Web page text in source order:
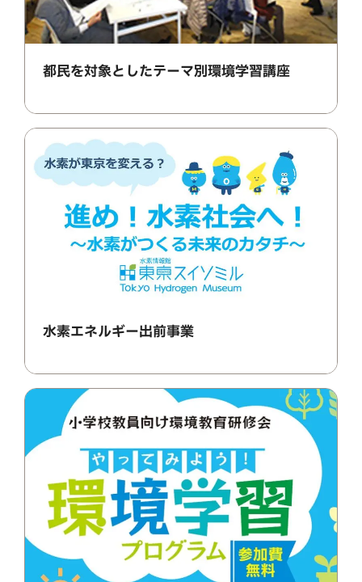
都民を対象としたテーマ別環境学習講座
水素エネルギー出前事業